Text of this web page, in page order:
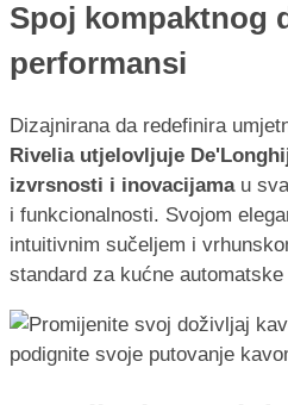
Spoj kompaktnog
performansi
Dizajnirana da redefinira
Rivelia utjelovljuje
izvrsnosti i inovacijamau
i funkcionalnosti. Svojom
intuitivnim sučeljem i
standard za kućne